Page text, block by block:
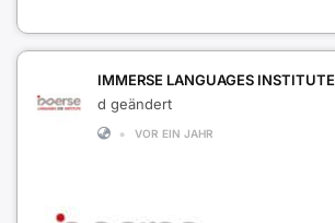
IMMERSE LANGUAGES INSTITUTE
d geändert
•
VOR EIN JAHR